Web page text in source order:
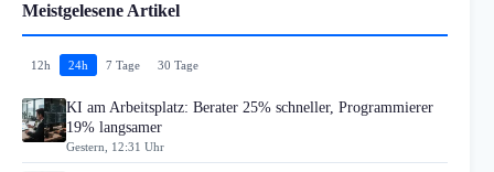
Meistgelesene Artikel
12h 24h 7 Tage 30 Tage
KI am Arbeitsplatz: Berater 25% schneller, Programmierer
19% langsamer
Gestern, 12:31 Uhr